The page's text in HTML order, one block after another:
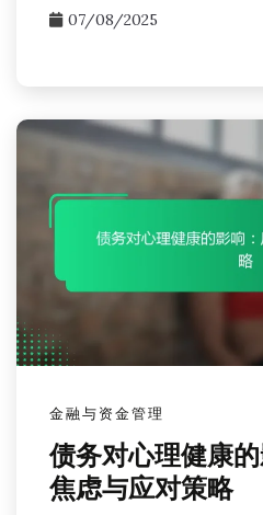
07/08/2025
金融与资金管理
债务对心理健康的
焦虑与应对策略